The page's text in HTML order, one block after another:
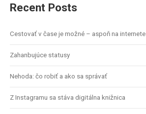
Recent Posts
Cestovať v čase je možné – aspoň na internete
Zahanbujúce statusy
Nehoda: čo robiť a ako sa správať
Z Instagramu sa stáva digitálna knižnica